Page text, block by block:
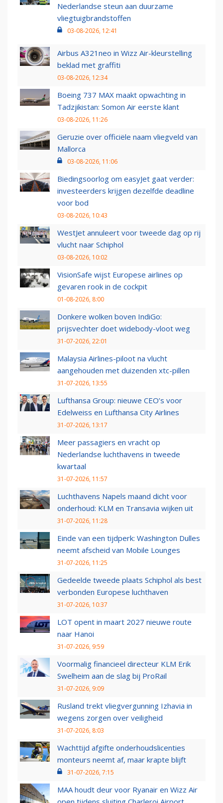
Nederlandse steun aan duurzame
vliegtuigbrandstoffen
03-08-2026, 12:41
Airbus A321neo in Wizz Air-kleurstelling
beklad met graffiti
03-08-2026, 12:34
Boeing 737 MAX maakt opwachting in
Tadzjikistan: Somon Air eerste klant
03-08-2026, 11:26
Geruzie over officiële naam vliegveld van
Mallorca
03-08-2026, 11:06
Biedingsoorlog om easyJet gaat verder:
investeerders krijgen dezelfde deadline
voor bod
03-08-2026, 10:43
WestJet annuleert voor tweede dag op rij
vlucht naar Schiphol
03-08-2026, 10:02
VisionSafe wijst Europese airlines op
gevaren rook in de cockpit
01-08-2026, 8:00
Donkere wolken boven IndiGo:
prijsvechter doet widebody-vloot weg
31-07-2026, 22:01
Malaysia Airlines-piloot na vlucht
aangehouden met duizenden xtc-pillen
31-07-2026, 13:55
Lufthansa Group: nieuwe CEO’s voor
Edelweiss en Lufthansa City Airlines
31-07-2026, 13:17
Meer passagiers en vracht op
Nederlandse luchthavens in tweede
kwartaal
31-07-2026, 11:57
Luchthavens Napels maand dicht voor
onderhoud: KLM en Transavia wijken uit
31-07-2026, 11:28
Einde van een tijdperk: Washington Dulles
neemt afscheid van Mobile Lounges
31-07-2026, 11:25
Gedeelde tweede plaats Schiphol als best
verbonden Europese luchthaven
31-07-2026, 10:37
LOT opent in maart 2027 nieuwe route
naar Hanoi
31-07-2026, 9:59
Voormalig financieel directeur KLM Erik
Swelheim aan de slag bij ProRail
31-07-2026, 9:09
Rusland trekt vliegvergunning Izhavia in
wegens zorgen over veiligheid
31-07-2026, 8:03
Wachttijd afgifte onderhoudslicenties
monteurs neemt af, maar krapte blijft
31-07-2026, 7:15
MAA houdt deur voor Ryanair en Wizz Air